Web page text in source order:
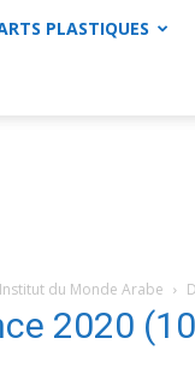
PLASTIQUES
du Monde Arabe
2020